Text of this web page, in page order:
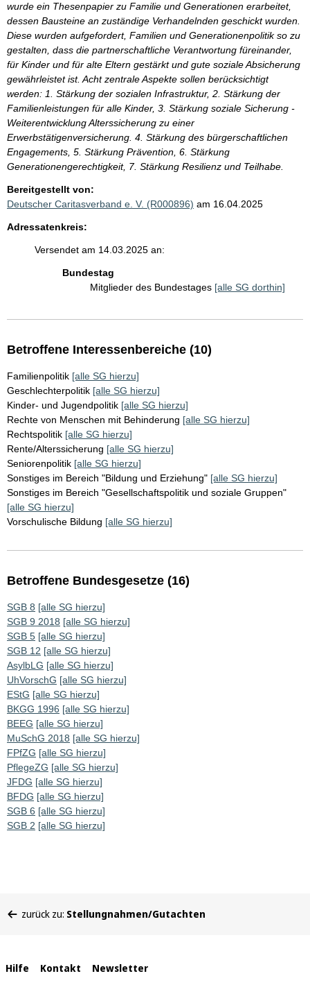
wurde ein Thesenpapier zu Familie und Generationen erarbeitet,
dessen Bausteine an zuständige Verhandelnden geschickt wurden.
Diese wurden aufgefordert, Familien und Generationenpolitik so zu
gestalten, dass die partnerschaftliche Verantwortung füreinander,
für Kinder und für alte Eltern gestärkt und gute soziale Absicherung
gewährleistet ist. Acht zentrale Aspekte sollen berücksichtigt
werden: 1. Stärkung der sozialen Infrastruktur, 2. Stärkung der
Familienleistungen für alle Kinder, 3. Stärkung soziale Sicherung -
Weiterentwicklung Alterssicherung zu einer
Erwerbstätigenversicherung. 4. Stärkung des bürgerschaftlichen
Engagements, 5. Stärkung Prävention, 6. Stärkung
Generationengerechtigkeit, 7. Stärkung Resilienz und Teilhabe.
Bereitgestellt von:
Deutscher Caritasverband e. V. (R000896) am 16.04.2025
Adressatenkreis:
Versendet am 14.03.2025 an:
Bundestag
Mitglieder des Bundestages [alle SG dorthin]
Betroffene Interessenbereiche (10)
Familienpolitik [alle SG hierzu]
Geschlechterpolitik [alle SG hierzu]
Kinder- und Jugendpolitik [alle SG hierzu]
Rechte von Menschen mit Behinderung [alle SG hierzu]
Rechtspolitik [alle SG hierzu]
Rente/Alterssicherung [alle SG hierzu]
Seniorenpolitik [alle SG hierzu]
Sonstiges im Bereich "Bildung und Erziehung" [alle SG hierzu]
Sonstiges im Bereich "Gesellschaftspolitik und soziale Gruppen"
[alle SG hierzu]
Vorschulische Bildung [alle SG hierzu]
Betroffene Bundesgesetze (16)
SGB 8 [alle SG hierzu]
SGB 9 2018 [alle SG hierzu]
SGB 5 [alle SG hierzu]
SGB 12 [alle SG hierzu]
AsylbLG [alle SG hierzu]
UhVorschG [alle SG hierzu]
EStG [alle SG hierzu]
BKGG 1996 [alle SG hierzu]
BEEG [alle SG hierzu]
MuSchG 2018 [alle SG hierzu]
FPfZG [alle SG hierzu]
PflegeZG [alle SG hierzu]
JFDG [alle SG hierzu]
BFDG [alle SG hierzu]
SGB 6 [alle SG hierzu]
SGB 2 [alle SG hierzu]
befinden
zurück zu: Stellungnahmen/Gutachten
Interne
Hilfe Kontakt Newsletter